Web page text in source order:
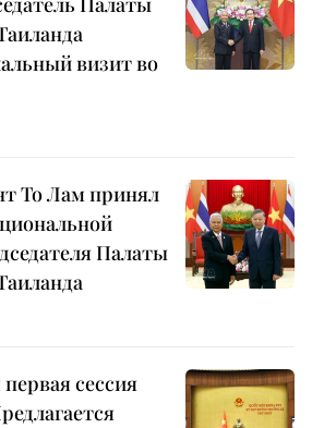
визит во
То Лам принял
Палаты
сессия